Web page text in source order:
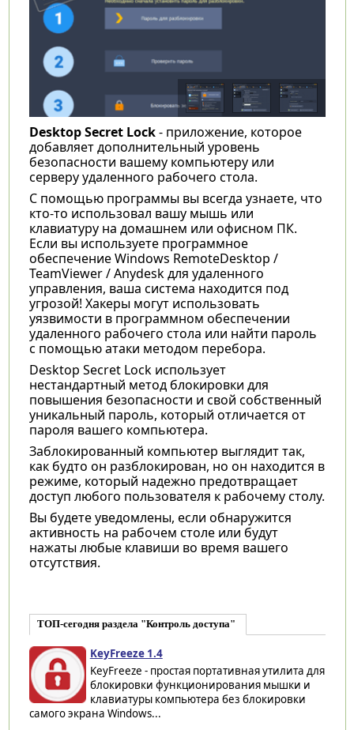
Desktop Secret Lock- приложение, которое
добавляет дополнительный уровень
безопасности вашему компьютеру или
серверу удаленного рабочего стола.
С помощью программы вы всегда узнаете, что
кто-то использовал вашу мышь или
клавиатуру на домашнем или офисном ПК.
Если вы используете программное
обеспечение Windows RemoteDesktop /
TeamViewer / Anydesk для удаленного
управления, ваша система находится под
угрозой! Хакеры могут использовать
уязвимости в программном обеспечении
удаленного рабочего стола или найти пароль
с помощью атаки методом перебора.
Desktop Secret Lock использует
нестандартный метод блокировки для
повышения безопасности и свой собственный
уникальный пароль, который отличается от
пароля вашего компьютера.
Заблокированный компьютер выглядит так,
как будто он разблокирован, но он находится в
режиме, который надежно предотвращает
доступ любого пользователя к рабочему столу.
Вы будете уведомлены, если обнаружится
активность на рабочем столе или будут
нажаты любые клавиши во время вашего
отсутствия.
ТОП-сегодня раздела "Контроль доступа"
KeyFreeze 1.4
KeyFreeze - простая портативная утилита для
блокировки функционирования мышки и
клавиатуры компьютера без блокировки
самого экрана Windows...